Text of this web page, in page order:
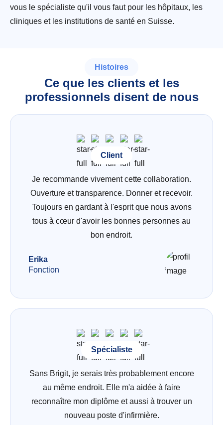
vous le spécialiste qu'il vous faut pour les hôpitaux, les
cliniques et les institutions de santé en Suisse.
Histoires
Ce que les clients et les
professionnels disent de nous
Client
Je recommande vivement cette collaboration.
Ouverture et transparence. Donner et recevoir.
Toujours en gardant à l'esprit que nous avons
tous à cœur d'avoir les bonnes personnes au
bon endroit.
Erika
Fonction
Spécialiste
Sans Brigit, je serais très probablement encore
au même endroit. Elle m'a aidée à faire
reconnaître mon diplôme et aussi à trouver un
nouveau poste d'infirmière.